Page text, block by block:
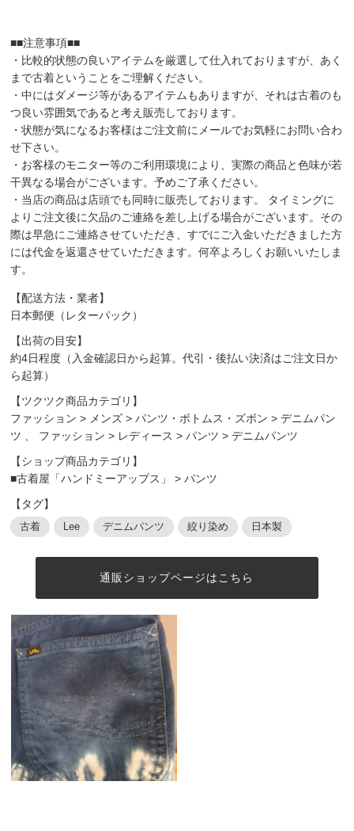
■■注意事項■■
・比較的状態の良いアイテムを厳選して仕入れておりますが、あく
まで古着ということをご理解ください。
・中にはダメージ等があるアイテムもありますが、それは古着のも
つ良い雰囲気であると考え販売しております。
・状態が気になるお客様はご注文前にメールでお気軽にお問い合わ
せ下さい。
・お客様のモニター等のご利用環境により、実際の商品と色味が若
干異なる場合がございます。予めご了承ください。
・当店の商品は店頭でも同時に販売しております。 タイミングに
よりご注文後に欠品のご連絡を差し上げる場合がございます。その
際は早急にご連絡させていただき、すでにご入金いただきました方
には代金を返還させていただきます。何卒よろしくお願いいたしま
す。
【配送方法・業者】
日本郵便（レターパック）
【出荷の目安】
約4日程度（入金確認日から起算。代引・後払い決済はご注文日か
ら起算）
【ツクツク商品カテゴリ】
ファッション > メンズ >パンツ・ボトムス・ズボン >デニムパン
ツ
ファッション > レディース >パンツ >デニムパンツ
【ショップ商品カテゴリ】
■古着屋「ハンドミーアップス」
>パンツ
【タグ】
古着 Lee デニムパンツ 絞り染め 日本製
通販ショップページはこちら